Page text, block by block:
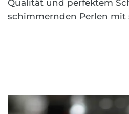
Qualität und perfektem
schimmernden Perlen mit